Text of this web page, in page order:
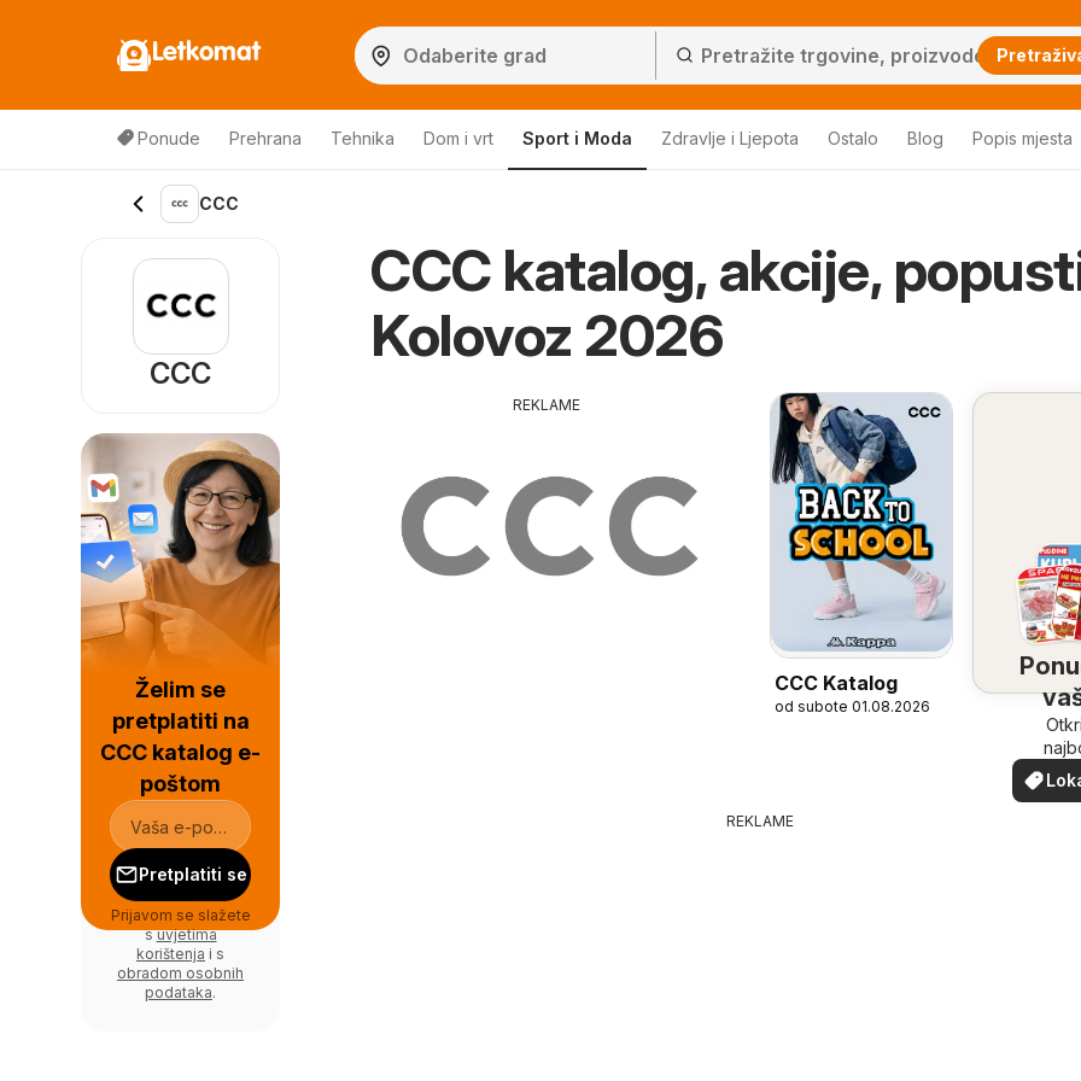
Letkomat
Ponude Prehrana Tehnika Dom i vrt Sport i Moda Zdravlje i Ljepota Ostalo Blog Popis mjesta
CCC
CCC katalog, akcije,
Kolovoz 2026
REKLAME
CCC Katalog
od subote 01.08.2026
vašoj
REKLAME
CCC
Želim se
pretplatiti na
CCC katalog e-
poštom
Pretplatiti se
Prijavom se slažete
suvjetima
korištenja i s
obradom osobnih
podataka.